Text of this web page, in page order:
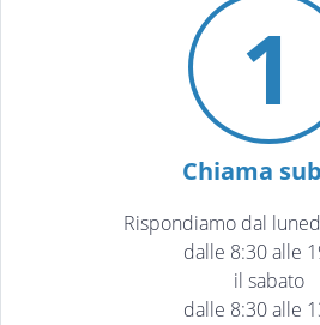
1
Chiama
Rispondiamo dal
dalle 8:30 alle
il sabato
dalle 8:30 alle